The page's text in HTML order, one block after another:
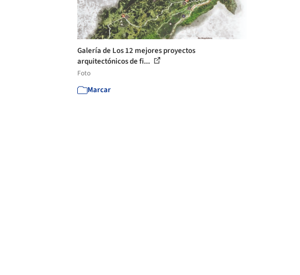
Galería de Los 12 mejores proyectos
arquitectónicos de fi...
Foto
Marcar